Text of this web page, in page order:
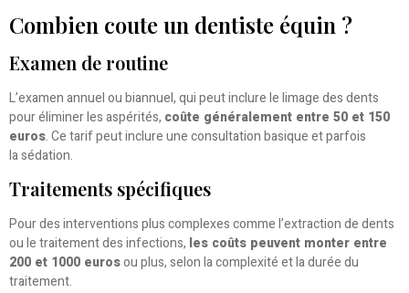
Combien coute un dentiste équin ?
Examen de routine
L’examen annuel ou biannuel, qui peut inclure le limage des dents
pour éliminer les aspérités, coûte généralement entre 50 et 150
euros. Ce tarif peut inclure une consultation basique et parfois
la sédation.
Traitements spécifiques
Pour des interventions plus complexes comme l’extraction de dents
ou le traitement des infections, les coûts peuvent monter entre
200 et 1000 eurosou plus, selon la complexité et la durée du
traitement.